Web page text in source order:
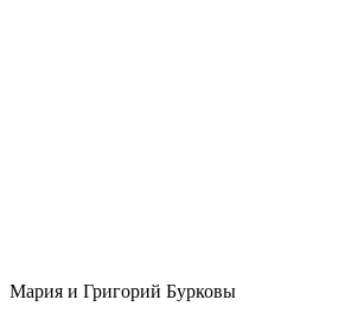
Мария и Григорий Бурковы